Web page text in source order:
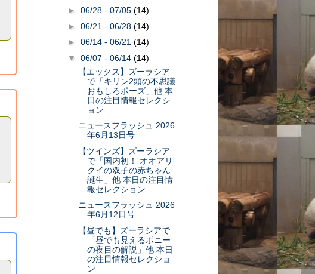
► 06/28 - 07/05 (14)
► 06/21 - 06/28 (14)
► 06/14 - 06/21 (14)
▼ 06/07 - 06/14 (14)
【エックス】ズーラシア
で「キリン2頭の不思議
おもしろポーズ」他 本
日の注目情報セレクシ
ョン
ニュースフラッシュ 2026
年6月13日号
【ツインズ】ズーラシア
で「国内初！ オオアリ
クイの双子の赤ちゃん
誕生」他 本日の注目情
報セレクション
ニュースフラッシュ 2026
年6月12日号
【昼でも】ズーラシアで
「昼でも見えるポニー
の夜目の解説」他 本日
の注目情報セレクショ
ン